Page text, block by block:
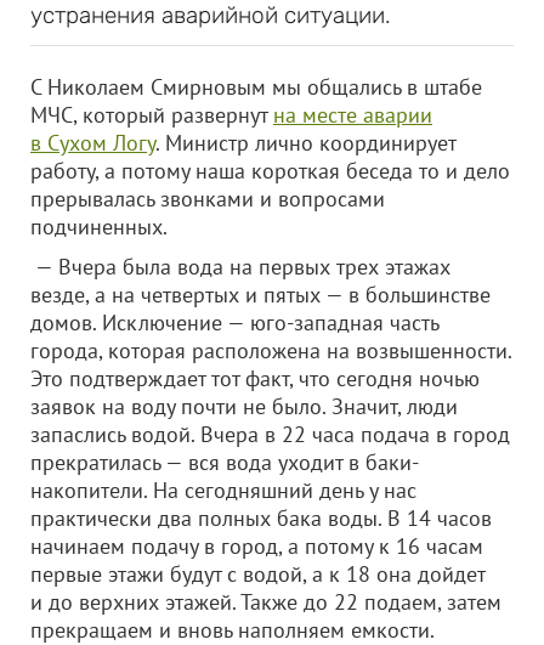
устранения аварийной ситуации.
С Николаем Смирновым мы общались в штабе
МЧС, который развернутна месте аварии
в Сухом Логу. Министр лично координирует
работу, а потому наша короткая беседа то и дело
прерывалась звонками и вопросами
подчиненных.
— Вчера была вода на первых трех этажах
везде, а на четвертых и пятых — в большинстве
домов. Исключение — юго-западная часть
города, которая расположена на возвышенности.
Это подтверждает тот факт, что сегодня ночью
заявок на воду почти не было. Значит, люди
запаслись водой. Вчера в 22 часа подача в город
прекратилась — вся вода уходит в баки-
накопители. На сегодняшний день у нас
практически два полных бака воды. В 14 часов
начинаем подачу в город, а потому к 16 часам
первые этажи будут с водой, а к 18 она дойдет
и до верхних этажей. Также до 22 подаем, затем
прекращаем и вновь наполняем емкости.